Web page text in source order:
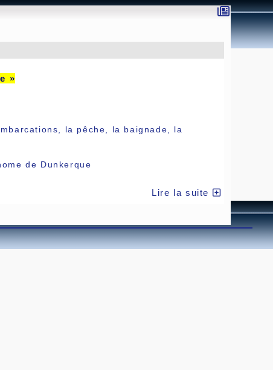
»
la pêche, la baignade, la
de Dunkerque
Lire la suite